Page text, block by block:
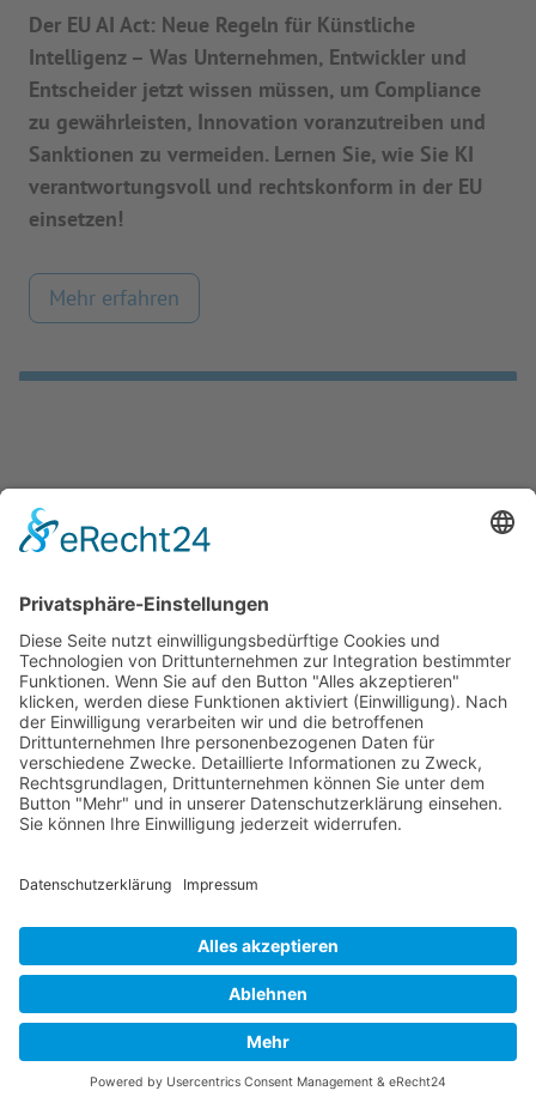
Der EU AI Act: Neue Regeln für Künstliche
Intelligenz – Was Unternehmen, Entwickler und
Entscheider jetzt wissen müssen, um Compliance
zu gewährleisten, Innovation voranzutreiben und
Sanktionen zu vermeiden. Lernen Sie, wie Sie KI
verantwortungsvoll und rechtskonform in der EU
einsetzen!
Mehr erfahren
Neu
Praxisorientierte Digitalschulung für
die Generation 50+ in kleinen und
mittleren Unternehmen
SCHULUNG, WEITERBILDUNG
Digitalisierung meistern: Unser neues
Schulungsprogramm für KMUs rüstet erfahrene
Mitarbeiter über 50 für die digitale Ära - Praxisnahe
Kompetenzen, angepasst an die Bedürfnisse
kleiner und mittlerer Unternehmen